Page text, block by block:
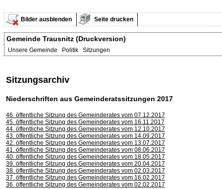
Bilder ausblenden Seite drucken
Gemeinde Trausnitz (Druckversion)
Unsere Gemeinde Politik Sitzungen
Sitzungsarchiv
Niederschriften aus Gemeinderatssitzungen 2017
46. öffentliche Sitzung des Gemeinderates vom 07.12.2017
45. öffentliche Sitzung des Gemeinderates vom 16.11.2017
44. öffentliche Sitzung des Gemeinderates vom 12.10.2017
43. öffentliche Sitzung des Gemeinderates vom 14.09.2017
42. öffentliche Sitzung des Gemeinderates vom 13.07.2017
41. öffentliche Sitzung des Gemeinderates vom 08.06.2017
40. öffentliche Sitzung des Gemeinderates vom 18.05.2017
39. öffentliche Sitzung des Gemeinderates vom 20.04.2017
38. öffentliche Sitzung des Gemeinderates vom 02.03.2017
37. öffentliche Sitzung des Gemeinderates vom 16.02.2017
36. öffentliche Sitzung des Gemeinderates vom 02.02.2017